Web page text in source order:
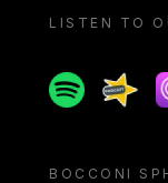
LISTEN TO
Spotify
BOCCONI